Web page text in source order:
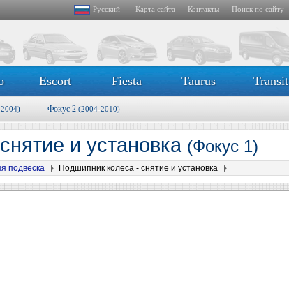
Русский Карта сайта Контакты Поиск по сайту
Escort Fiesta Taurus Transit
Фокус 2 (2004-2010)
и установка (Фокус 1)
подвеска Подшипник колеса - снятие и установка